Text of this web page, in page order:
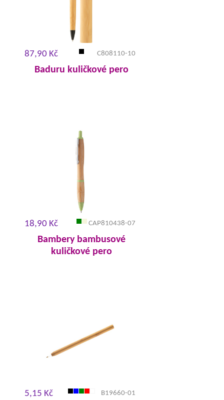
87,90 Kč C808110-10
Baduru kuličkové pero
18,90 Kč CAP810438-07
Bambery bambusové
kuličkové pero
5,15 Kč B19660-01